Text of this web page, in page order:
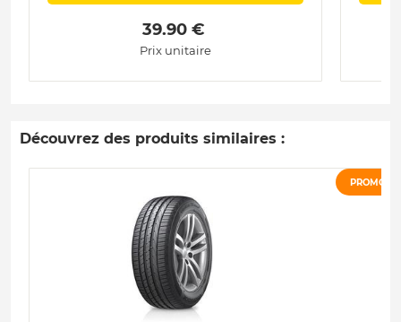
39.90 €
Prix unitaire
Découvrez des produits similaires :
PROMO